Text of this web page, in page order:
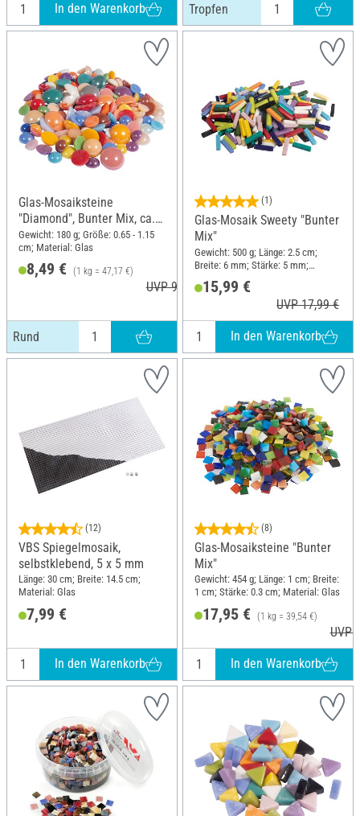
In den Warenkorb Tropfen
Glas-Mosaiksteine
"Diamond", Bunter Mix, ca.
180 g, Rund
Gewicht: 180 g; Größe: 0.65 - 1.15
cm; Material: Glas
8,49 € (1 kg = 47,17 €)
UVP 9,49 €
Rund
(1)
Glas-Mosaik Sweety "Bunter
Mix"
Gewicht: 500 g; Länge: 2.5 cm;
Breite: 6 mm; Stärke: 5 mm;
15,99 €
UVP 17,99 €
In den Warenkorb
(12)
VBS Spiegelmosaik,
selbstklebend, 5 x 5 mm
Länge: 30 cm; Breite: 14.5 cm;
Material: Glas
7,99 €
In den Warenkorb
(8)
Glas-Mosaiksteine "Bunter
Mix"
Gewicht: 454 g; Länge: 1 cm; Breite:
1 cm; Stärke: 0.3 cm; Material: Glas
17,95 € (1 kg = 39,54 €)
UVP
In den Warenkorb